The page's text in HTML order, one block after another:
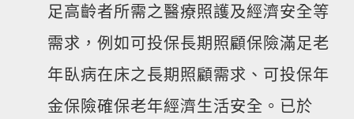
足高齡者所需之醫療照護及經濟安全等
需求，例如可投保長期照顧保險滿足老
年臥病在床之長期照顧需求、可投保年
金保險確保老年經濟生活安全。已於